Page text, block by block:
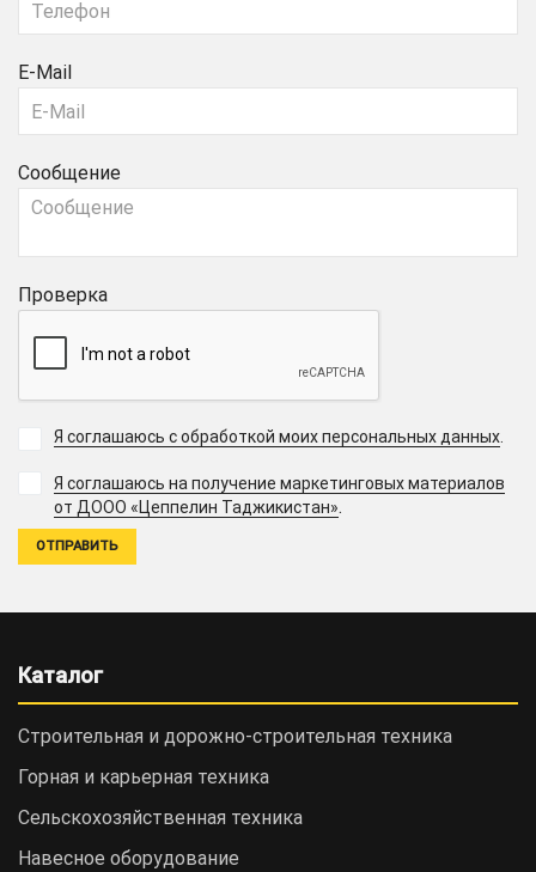
E-Mail
Сообщение
Проверка
Я соглашаюсь с обработкой моих персональных данных.
Я соглашаюсь на получение маркетинговых материалов
от ДООО «Цеппелин Таджикистан».
Каталог
Строительная и дорожно-cтроительная техника
Горная и карьерная техника
Сельскохозяйственная техника
Навесное оборудование